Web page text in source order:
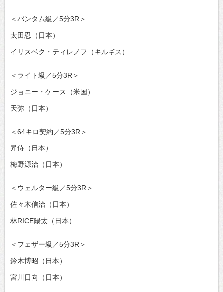
＜バンタム級／5分3R＞
太田忍（日本）
イリスベク・ティレノフ（キルギス）
＜ライト級／5分3R＞
ジョニー・ケース（米国）
天弥（日本）
＜64キロ契約／5分3R＞
昇侍（日本）
梅野源治（日本）
＜ウェルター級／5分3R＞
佐々木信治（日本）
林RICE陽太（日本）
＜フェザー級／5分3R＞
鈴木博昭（日本）
宮川日向（日本）